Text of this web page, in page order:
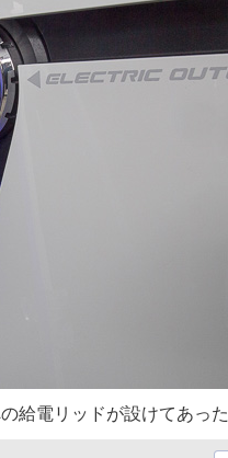
給電リッドが設けてあった